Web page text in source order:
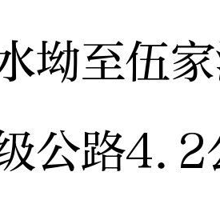
坳至伍
公路